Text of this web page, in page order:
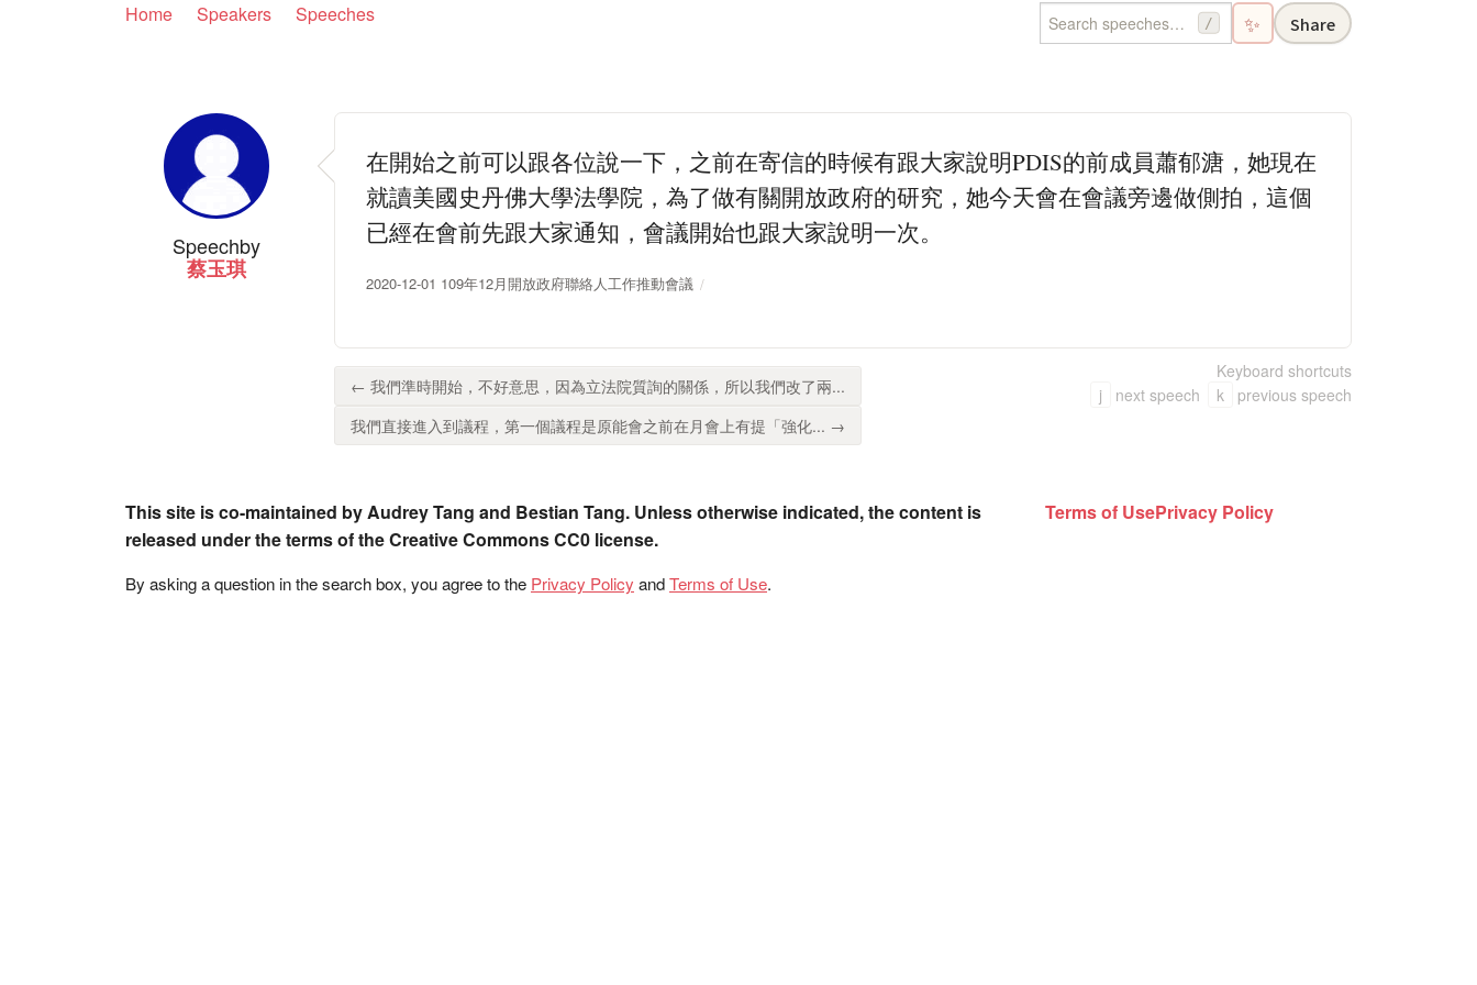
Home Speakers Speeches / ✨ Share
Speechby
蔡玉琪
在開始之前可以跟各位說一下，之前在寄信的時候有跟大家說明PDIS的前成員蕭郁溏，她現在
就讀美國史丹佛大學法學院，為了做有關開放政府的研究，她今天會在會議旁邊做側拍，這個
已經在會前先跟大家通知，會議開始也跟大家說明一次。
2020-12-01 109年12月開放政府聯絡人工作推動會議
← 我們準時開始，不好意思，因為立法院質詢的關係，所以我們改了兩...
我們直接進入到議程，第一個議程是原能會之前在月會上有提「強化... →
Keyboard shortcuts
j
next speech k previous speech
This site is co-maintained by Audrey Tang and Bestian Tang. Unless otherwise indicated, the content is
released under the terms of the Creative Commons CC0 license.
By asking a question in the search box, you agree to the Privacy Policy andTerms of Use.
Terms of UsePrivacy Policy